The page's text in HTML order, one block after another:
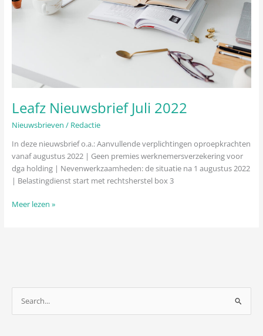
Leafz Nieuwsbrief Juli 2022
Nieuwsbrieven / Redactie
In deze nieuwsbrief o.a.: Aanvullende verplichtingen oproepkrachten
vanaf augustus 2022 | Geen premies werknemersverzekering voor
dga holding | Nevenwerkzaamheden: de situatie na 1 augustus 2022
| Belastingdienst start met rechtsherstel box 3
Meer lezen »
o